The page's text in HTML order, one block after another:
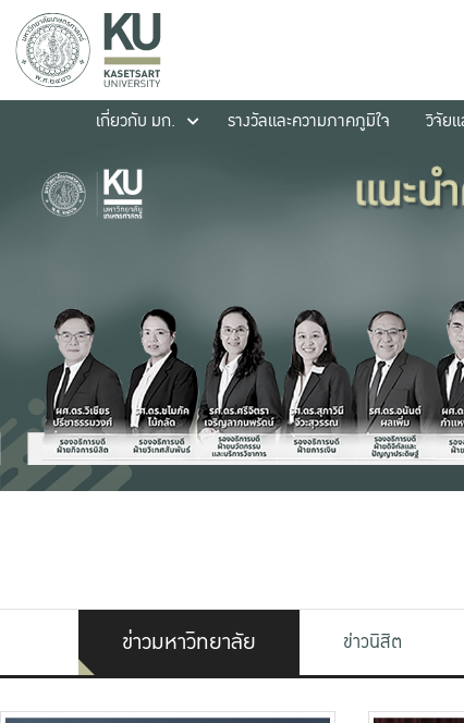
เกี่ยวกับ มก.
รางวัลและความภาคภูมิใจ วิจัย
ข่าวมหาวิทยาลัย ข่าวนิสิต